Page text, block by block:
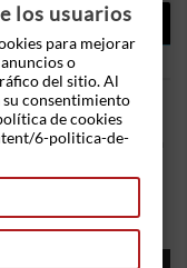
elevalunas
(70 cv) .Referencia
de mas
los usuarios
para mejorar
o
del sitio. Al
consentimiento
de cookies
6-politica-de-